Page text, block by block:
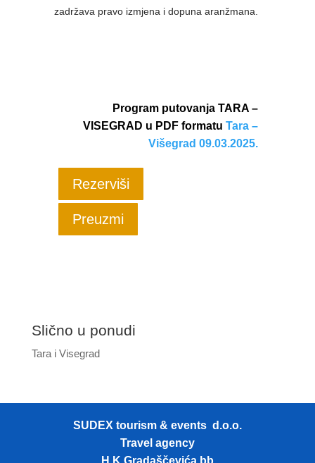
zadržava pravo izmjena i dopuna aranžmana.
Program putovanja TARA –
VISEGRAD u PDF formatuTara –
Višegrad 09.03.2025.
Rezerviši
Preuzmi
Slično u ponudi
Tara i Visegrad
SUDEX tourism & events d.o.o.
Travel agency
H.K.Gradaščevića bb